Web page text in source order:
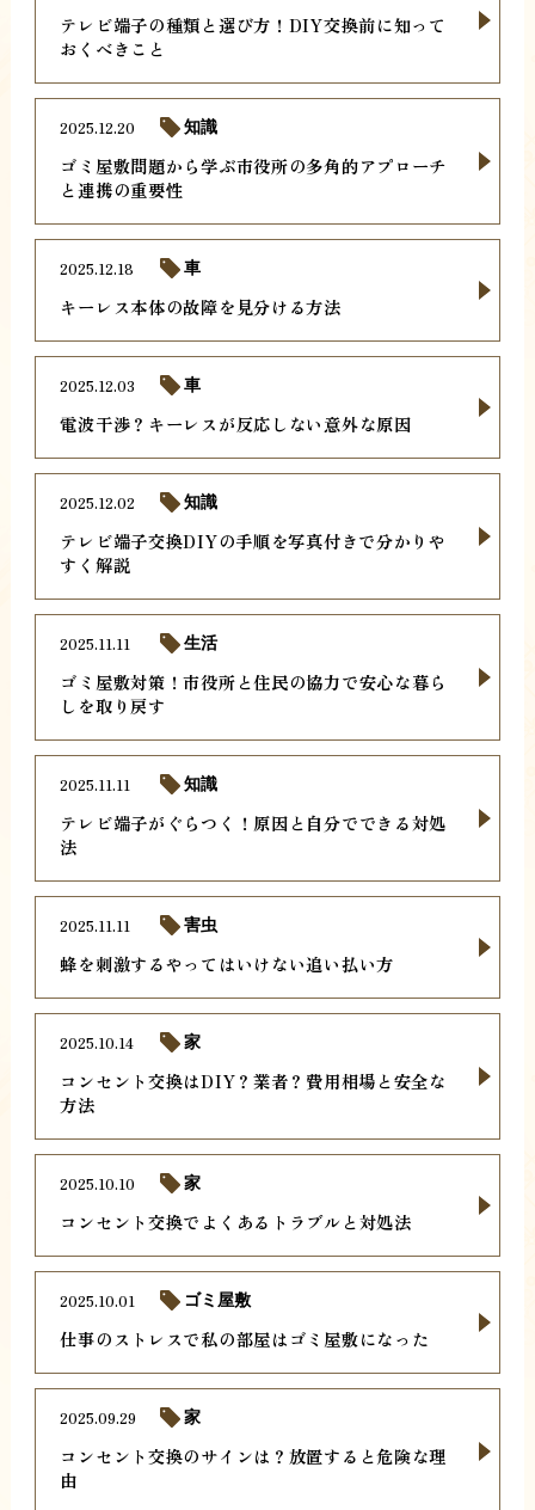
テレビ端子の種類と選び方！DIY交換前に知って
おくべきこと
ゴミ屋敷問題から学ぶ市役所の多角的アプローチ
と連携の重要性
2025.12.20 知識
キーレス本体の故障を見分ける方法
2025.12.18 車
電波干渉？キーレスが反応しない意外な原因
2025.12.03 車
テレビ端子交換DIYの手順を写真付きで分かりや
すく解説
2025.12.02 知識
ゴミ屋敷対策！市役所と住民の協力で安心な暮ら
しを取り戻す
2025.11.11 生活
テレビ端子がぐらつく！原因と自分でできる対処
法
2025.11.11 知識
蜂を刺激するやってはいけない追い払い方
2025.11.11 害虫
コンセント交換はDIY？業者？費用相場と安全な
方法
2025.10.14 家
コンセント交換でよくあるトラブルと対処法
2025.10.10 家
仕事のストレスで私の部屋はゴミ屋敷になった
2025.10.01 ゴミ屋敷
コンセント交換のサインは？放置すると危険な理
由
2025.09.29 家